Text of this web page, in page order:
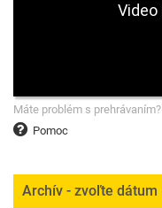
Pomoc
Máte problém s prehrávaním?
Archív - zvoľte dátum